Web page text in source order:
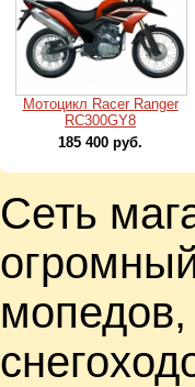
Мотоцикл Racer Ranger
RC300GY8
185 400 руб.
Сеть
мопедов,